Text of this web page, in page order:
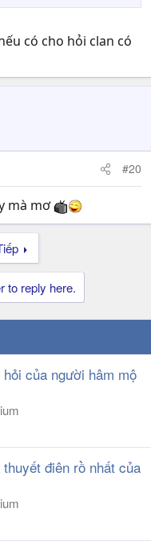
có cho hỏi clan có
#20
mà mơ
to reply here.
của người hâm mộ
điên rồ nhất của